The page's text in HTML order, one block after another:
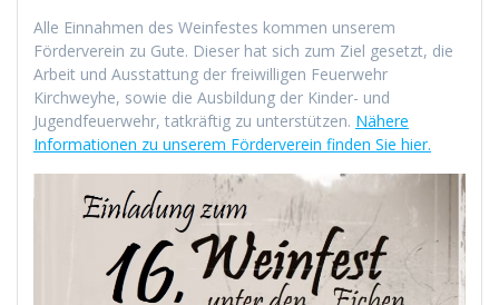
Alle Einnahmen des Weinfestes kommen unserem
Förderverein zu Gute. Dieser hat sich zum Ziel gesetzt, die
Arbeit und Ausstattung der freiwilligen Feuerwehr
Kirchweyhe, sowie die Ausbildung der Kinder- und
Jugendfeuerwehr, tatkräftig zu unterstützen. Nähere
Informationen zu unserem Förderverein finden Sie hier.